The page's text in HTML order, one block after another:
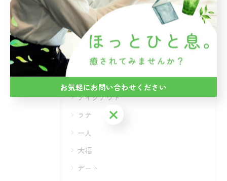
< 前のページ 一覧に戻る 次のページ >
カテゴリー Categories
全てのカテゴリー
テイクアウト
ラテ
一人
大福
デート
お気軽にお問い合わせください
お気軽にお問い合わせください